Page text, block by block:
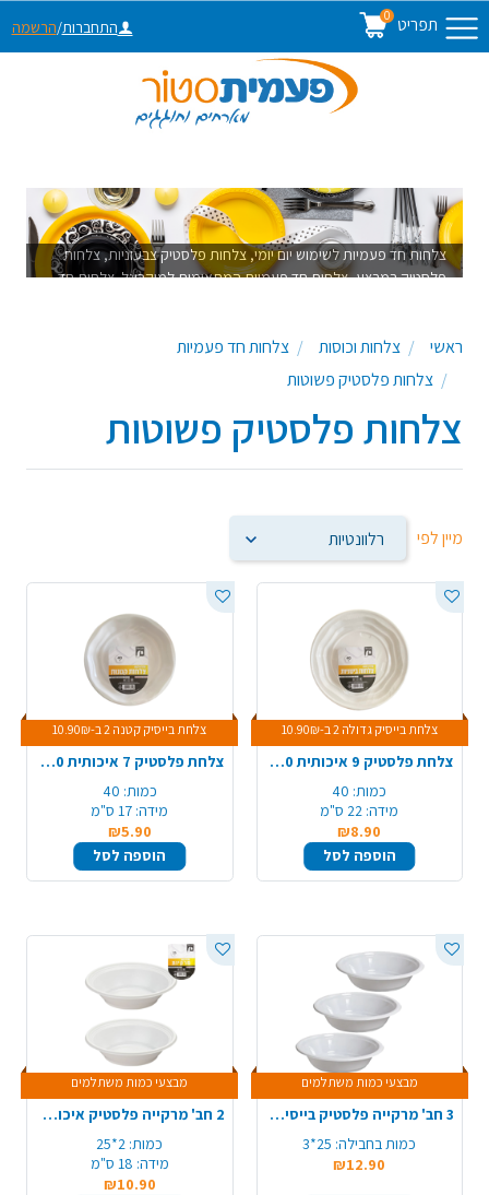
תפריט 0
התחברות/הרשמה
צלחות חד פעמיות לשימוש יום יומי, צלחות פלסטיק צבעוניות, צלחות
פלסטיק במבצע, צלחות חד פעמיות המתאימות למיקרוגל. צלחות חד
ראשי צלחות וכוסות
צלחות חד פעמיות
צלחות פלסטיק פשוטות
צלחות פלסטיק פשוטות
מיין לפי
צלחת בייסיק גדולה 2 ב-10.90₪
צלחת פלסטיק 9 איכותית 40 יח' - לבן
כמות: 40
מידה: 22 ס"מ
₪8.90
הוספה לסל
צלחת בייסיק קטנה 2 ב-10.90₪
צלחת פלסטיק 7 איכותית 40 יח' - לבן
כמות: 40
מידה: 17 ס"מ
₪5.90
הוספה לסל
מבצעי כמות משתלמים
3 חב' מרקייה פלסטיק בייסיק 25 יח' - לבן
כמות בחבילה: 25*3
₪12.90
מבצעי כמות משתלמים
2 חב' מרקייה פלסטיק איכותית 25 יח' - לבן
כמות: 2*25
מידה: 18 ס"מ
₪10.90